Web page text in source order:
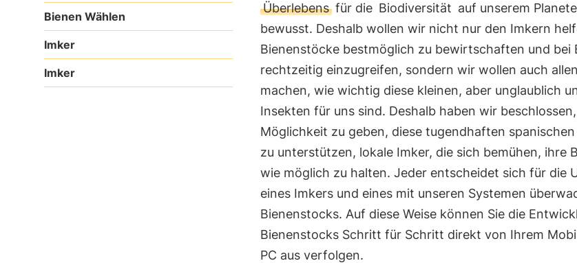
Bienen Wählen
Imker
Imker
Überlebensfür die Biodiversität auf unserem
bewusst. Deshalb wollen wir nicht nur den Imkern
Bienenstöcke bestmöglich zu bewirtschaften und bei
rechtzeitig einzugreifen, sondern wir wollen auch
machen, wie wichtig diese kleinen, aber unglaublich
Insekten für uns sind. Deshalb haben wir
Möglichkeit zu geben, diese tugendhaften
zu unterstützen, lokale Imker, die sich bemühen, ihre
wie möglich zu halten. Jeder entscheidet sich für die
eines Imkers und eines mit unseren Systemen
Bienenstocks. Auf diese Weise können Sie die
Bienenstocks Schritt für Schritt direkt von Ihrem
PC aus verfolgen.